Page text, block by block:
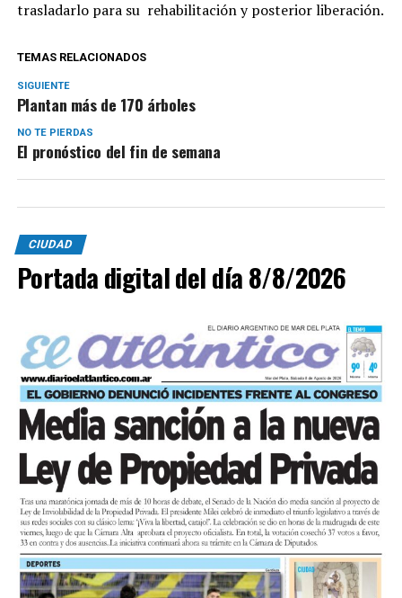
trasladarlo para su rehabilitación y posterior liberación.
TEMAS RELACIONADOS
SIGUIENTE
Plantan más de 170 árboles
NO TE PIERDAS
El pronóstico del fin de semana
CIUDAD
Portada digital del día 8/8/2026